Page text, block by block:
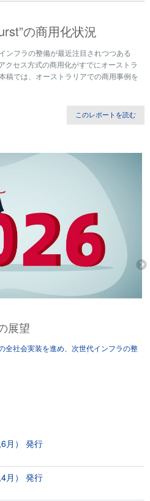
の商用化状況
ンフラの整備が最近注目されつつある
クセス方式の商用化がすでにオーストラ
稿では、オーストラリアでの商用事例を
このレポートを読む
展望
全社会実装を進め、次世代インフラの整
月） 発行
月） 発行